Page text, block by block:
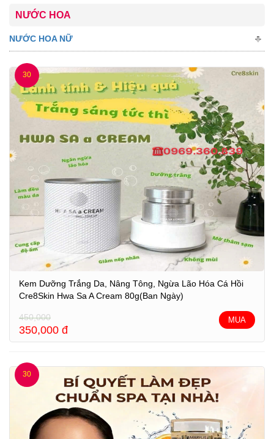
NƯỚC HOA
NƯỚC HOA NỮ
30
Kem Dưỡng Trắng Da, Nâng Tông, Ngừa Lão Hóa Cá Hồi
Cre8Skin Hwa Sa A Cream 80g(Ban Ngày)
450,000
350,000 đ
MUA
30